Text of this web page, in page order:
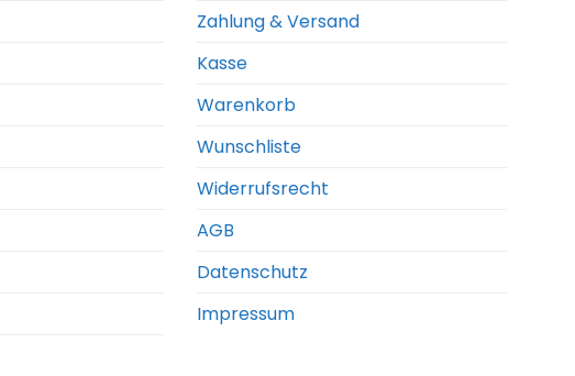
Zahlung & Versand
Kasse
Warenkorb
Wunschliste
Widerrufsrecht
AGB
Datenschutz
Impressum